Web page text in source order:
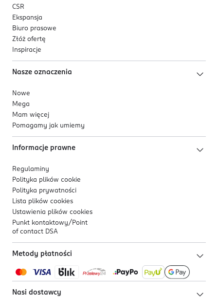
CSR
Ekspansja
Biuro prasowe
Złóż ofertę
Inspiracje
Nasze oznaczenia
Nowe
Mega
Mam więcej
Pomagamy jak umiemy
Informacje prawne
Regulaminy
Polityka plików cookie
Polityka prywatności
Lista plików cookies
Ustawienia plików cookies
Punkt kontaktowy/ Point
of contact DSA
Metody płatności
Nasi dostawcy